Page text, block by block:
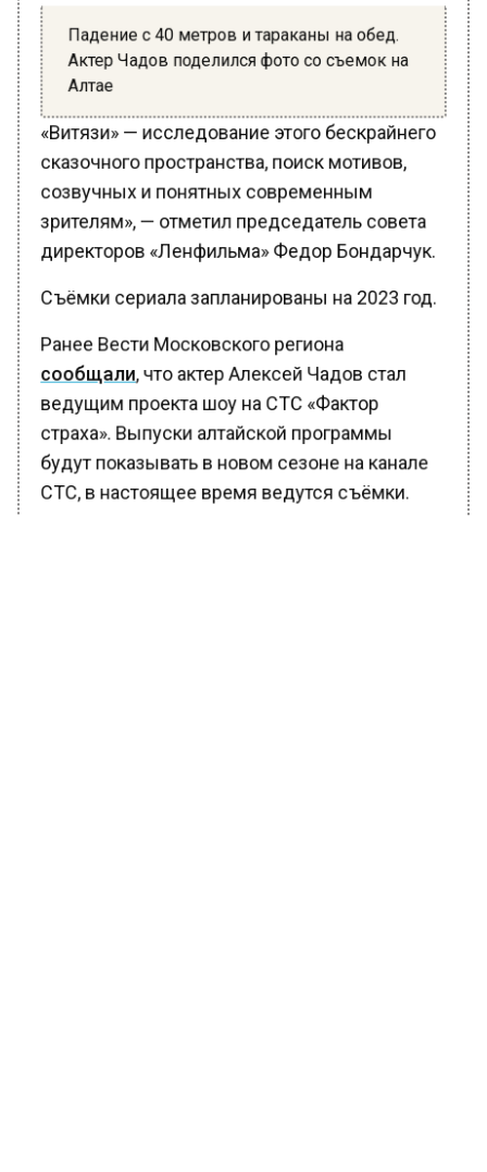
Падение с 40 метров и тараканы на обед.
Актер Чадов поделился фото со съемок на
Алтае
«Витязи» — исследование этого бескрайнего
сказочного пространства, поиск мотивов,
созвучных и понятных современным
зрителям», — отметил председатель совета
директоров «Ленфильма» Федор Бондарчук.
Съёмки сериала запланированы на 2023 год.
Ранее Вести Московского региона
сообщали, что актер Алексей Чадов стал
ведущим проекта шоу на СТС «Фактор
страха». Выпуски алтайской программы
будут показывать в новом сезоне на канале
СТС, в настоящее время ведутся съёмки.